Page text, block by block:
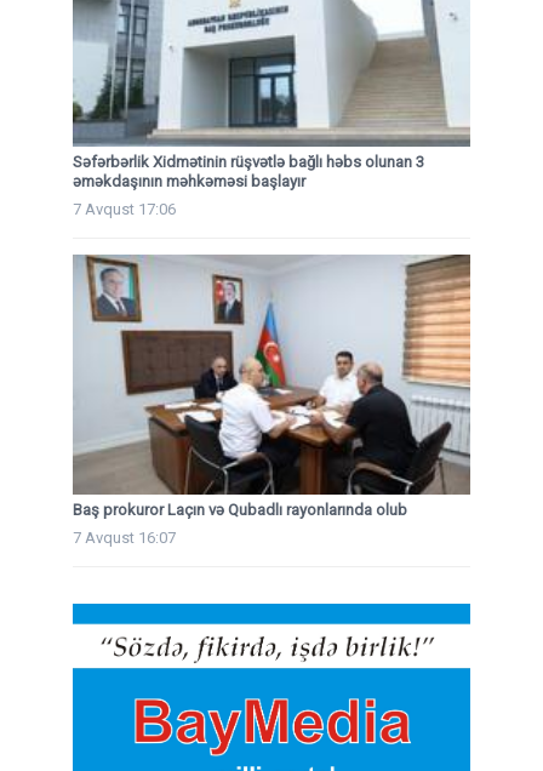
Səfərbərlik Xidmətinin rüşvətlə bağlı həbs olunan 3
əməkdaşının məhkəməsi başlayır
7 Avqust 17:06
Baş prokuror Laçın və Qubadlı rayonlarında olub
7 Avqust 16:07